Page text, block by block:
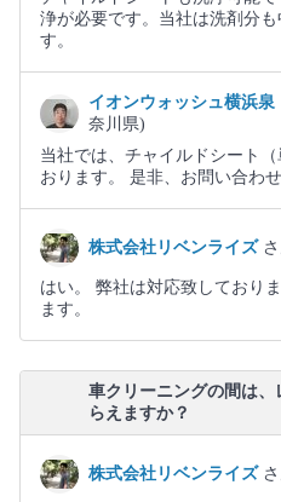
浄が必要です。当社は洗剤分
す。
イオンウォッシュ横浜泉
奈川県)
当社では、チャイルドシート
おります。 是非、お問い合わせ
株式会社リベンライズ
はい。 弊社は対応致しており
ます。
車クリーニングの間は
らえますか？
株式会社リベンライズ